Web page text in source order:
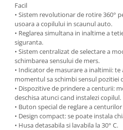
Facil
• Sistem revolutionar de rotire 360°
usoara a copilului in scaunul auto.
• Reglarea simultana in inaltime a
siguranta.
• Sistem centralizat de selectare a
schimbarea sensului de mers.
• Indicator de masurare a inaltimii: te
momentul sa schimbi sensul pozitiei
• Dispozitive de prindere a centurii:
deschisa atunci cand instalezi copilul.
• Buton special de reglare a
• Design compact: se poate instala
• Husa detasabila si lavabila la 30° C.